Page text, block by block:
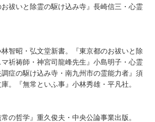
祓いと除霊の駆け込み寺』長崎信三・心霊
林智昭・弘文堂新書。『東京都のお祓いと除
祈祷師・神宮司龍峰先生』小島明子・心霊
症の駆け込み寺・南九州市の霊能力者』須
。『無常といふ事』小林秀雄・平凡社。
常の哲学』重久俊夫・中央公論事業出版。